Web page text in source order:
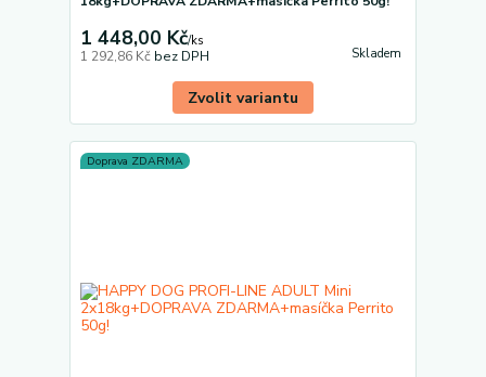
1 448,00 Kč/ks
1 292,86 Kč bez DPH Skladem
Zvolit variantu
Doprava ZDARMA